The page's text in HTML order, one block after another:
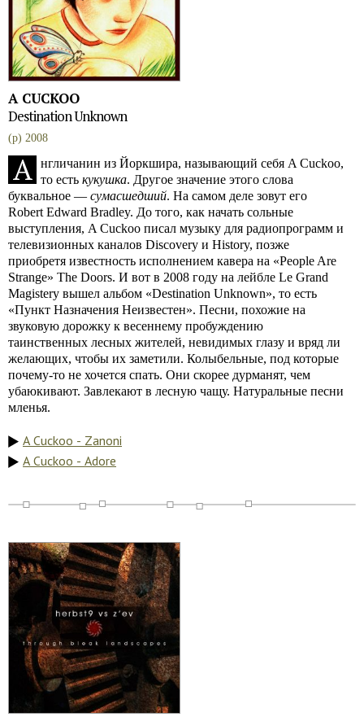
A CUCKOO
Destination Unknown
(p) 2008
А
нгличанин из Йоркшира, называющий себя A Cuckoo,
то есть кукушка. Другое значение этого слова
буквальное — сумасшедший. На самом деле зовут его
Robert Edward Bradley. До того, как начать сольные
выступления, A Cuckoo писал музыку для радиопрограмм и
телевизионных каналов Discovery и History, позже
приобретя известность исполнением кавера на «People Are
Strange» The Doors. И вот в 2008 году на лейбле Le Grand
Magistery вышел альбом «Destination Unknown», то есть
«Пункт Назначения Неизвестен». Песни, похожие на
звуковую дорожку к весеннему пробуждению
таинственных лесных жителей, невидимых глазу и вряд ли
желающих, чтобы их заметили. Колыбельные, под которые
почему-то не хочется спать. Они скорее дурманят, чем
убаюкивают. Завлекают в лесную чащу. Натуральные песни
мленья.
A Cuckoo - Zanoni
A Cuckoo - Adore